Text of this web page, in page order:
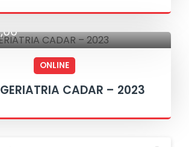
ONLINE
CADAR – 2023